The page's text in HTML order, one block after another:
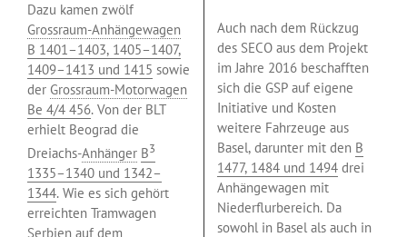
Dazu kamen zwölf
Grossraum-Anhängewagen
B 1401–1403, 1405–1407,
1409–1413 und 1415 sowie
der Grossraum-Motorwagen
Be 4/4 456. Von der BLT
erhielt Beograd die
Dreiachs-Anhänger B3
1335–1340 und 1342–
1344. Wie es sich gehört
erreichten Tramwagen
Serbien auf dem
Auch nach dem Rückzug
des SECO aus dem Projekt
im Jahre 2016 beschafften
sich die GSP auf eigene
Initiative und Kosten
weitere Fahrzeuge aus
Basel, darunter mit den B
1477, 1484 und 1494 drei
Anhängewagen mit
Niederflurbereich. Da
sowohl in Basel als auch in